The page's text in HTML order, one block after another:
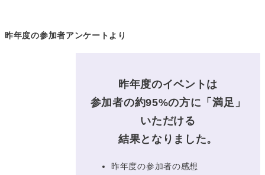
昨年度の参加者アンケートより
昨年度のイベントは
参加者の約95%の方に「満足」
いただける
結果となりました。
昨年度の参加者の感想